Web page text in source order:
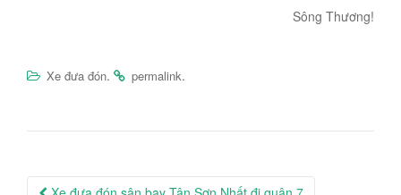
Sông Thương!
Xe đưa đón. permalink.